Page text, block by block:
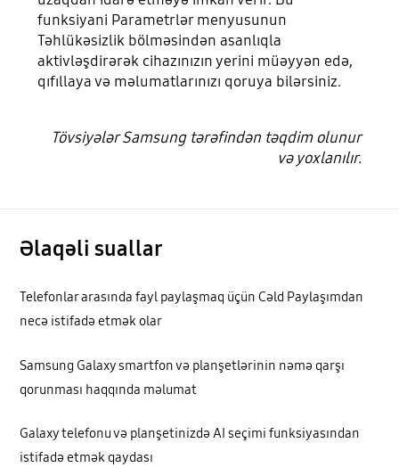
funksiyani Parametrlər menyusunun
Təhlükəsizlik bölməsindən asanlıqla
aktivləşdirərək cihazınızın yerini müəyyən edə,
qıfıllaya və məlumatlarınızı qoruya bilərsiniz.
Tövsiyələr Samsung tərəfindən təqdim olunur
və yoxlanılır.
Əlaqəli suallar
Telefonlar arasında fayl paylaşmaq üçün Cəld Paylaşımdan
necə istifadə etmək olar
Samsung Galaxy smartfon və planşetlərinin nəmə qarşı
qorunması haqqında məlumat
Galaxy telefonu və planşetinizdə AI seçimi funksiyasından
istifadə etmək qaydası